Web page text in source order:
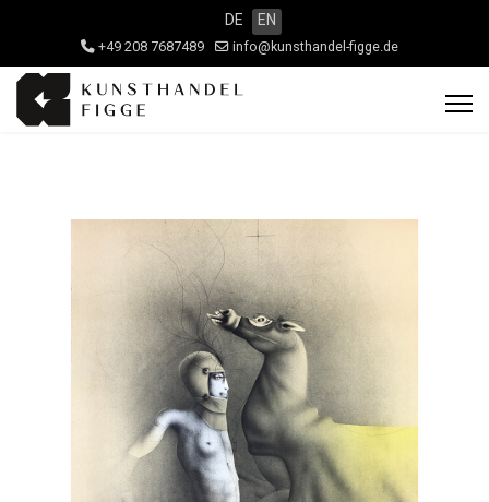
DE EN
+49 208 7687489 info@kunsthandel-figge.de